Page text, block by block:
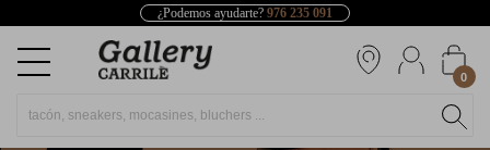
¿Podemos ayudarte? 976 235 091
0